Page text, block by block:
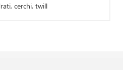
cerchi, twill